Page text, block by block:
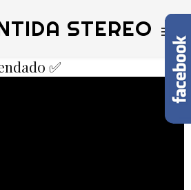
STEREO
✅